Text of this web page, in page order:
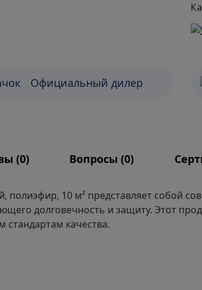
Официальный дилер
(0) Вопросы (0)
10 м² представляет собой
долговечность и защиту. Этот
стандартам качества.